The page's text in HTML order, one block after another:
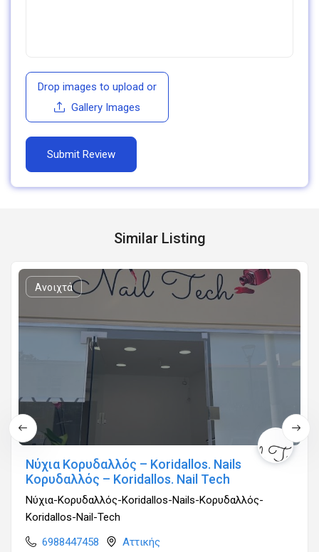
Drop images to upload or
Gallery Images
Similar Listing
Ανοιχτά
Νύχια Κορυδαλλός – Koridallos. Nails
Κορυδαλλός – Koridallos. Nail Tech
Νύχια-Κορυδαλλός-Koridallos-Nails-Κορυδαλλός-
Koridallos-Nail-Tech
6988447458
Αττικής